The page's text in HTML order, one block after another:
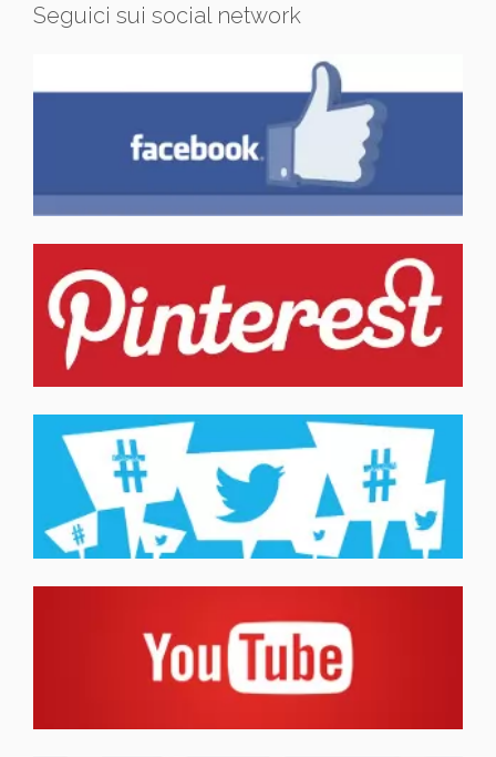
Seguici sui social network